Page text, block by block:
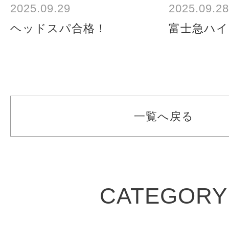
2025.09.29
ヘッドスパ合格！
2025.09.28
富士急ハ
一覧へ戻る
CATEGORY